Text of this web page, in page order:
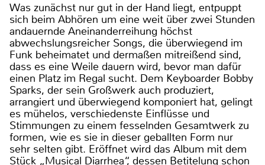
Was zunächst nur gut in der Hand liegt, entpuppt
sich beim Abhören um eine weit über zwei Stunden
andauernde Aneinanderreihung höchst
abwechslungsreicher Songs, die überwiegend im
Funk beheimatet und dermaßen mitreißend sind,
dass es eine Weile dauern wird, bevor man dafür
einen Platz im Regal sucht. Dem Keyboarder Bobby
Sparks, der sein Großwerk auch produziert,
arrangiert und überwiegend komponiert hat, gelingt
es mühelos, verschiedenste Einflüsse und
Stimmungen zu einem fesselnden Gesamtwerk zu
formen, wie es sie in dieser geballten Form nur
sehr selten gibt. Eröffnet wird das Album mit dem
Stück „Musical Diarrhea“, dessen Betitelung schon